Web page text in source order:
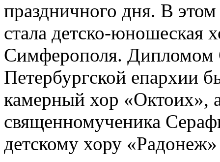
праздничного дня. В этом
стала детско-юношеская
Симферополя. Дипломом
Петербургской епархии
камерный хор «Октоих»,
священномученика
детскому хору